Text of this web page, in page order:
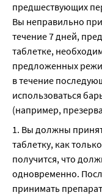
предшествующих
Вы неправильно
течение 7 дней,
таблетке,
предложенных
в течение
использоваться
(например,
1. Вы должны
таблетку, как
получится, что
одновременно.
принимать